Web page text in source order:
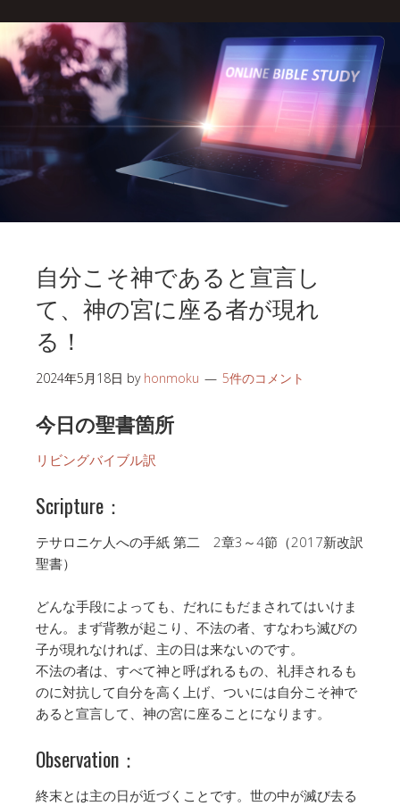
自分こそ神であると宣言し
て、神の宮に座る者が現れ
る！
2024年5月18日 by honmoku 5件のコメント
今日の聖書箇所
リビングバイブル訳
Scripture：
テサロニケ人への手紙 第二 2章3～4節（2017新改訳
聖書）
どんな手段によっても、だれにもだまされてはいけま
せん。まず背教が起こり、不法の者、すなわち滅びの
子が現れなければ、主の日は来ないのです。
不法の者は、すべて神と呼ばれるもの、礼拝されるも
のに対抗して自分を高く上げ、ついには自分こそ神で
あると宣言して、神の宮に座ることになります。
Observation：
終末とは主の日が近づくことです。世の中が滅び去る